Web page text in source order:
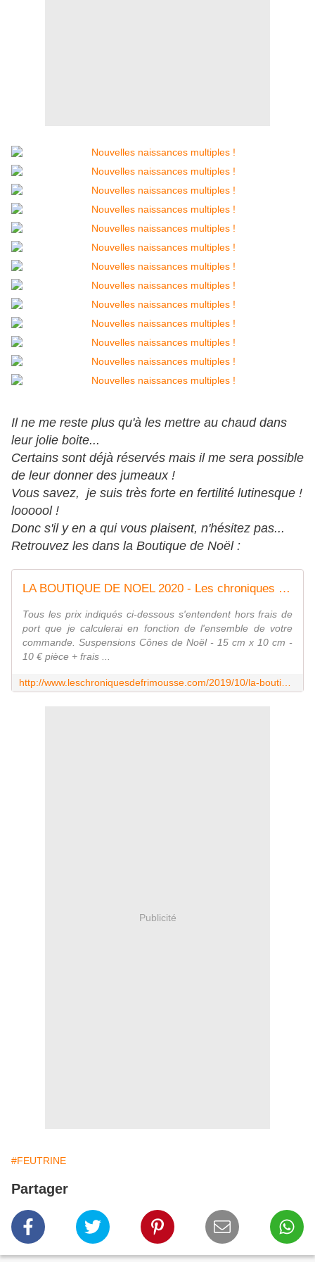
Il ne me reste plus qu'à les mettre au chaud dans
leur jolie boite...
Certains sont déjà réservés mais il me sera possible
de leur donner des jumeaux !
Vous savez, je suis très forte en fertilité lutinesque !
loooool !
Donc s'il y en a qui vous plaisent, n'hésitez pas...
Retrouvez les dans la Boutique de Noël :
LA BOUTIQUE DE NOEL 2020 - Les chroniques de Frimousse
Tous les prix indiqués ci-dessous s'entendent hors frais de
port que je calculerai en fonction de l'ensemble de votre
commande. Suspensions Cônes de Noël - 15 cm x 10 cm -
10 € pièce + frais ...
Publicité
#FEUTRINE
Partager